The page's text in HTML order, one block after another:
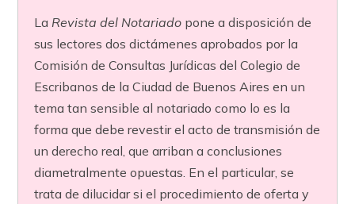
La Revista del Notariado pone a disposición de
sus lectores dos dictámenes aprobados por la
Comisión de Consultas Jurídicas del Colegio de
Escribanos de la Ciudad de Buenos Aires en un
tema tan sensible al notariado como lo es la
forma que debe revestir el acto de transmisión de
un derecho real, que arriban a conclusiones
diametralmente opuestas. En el particular, se
trata de dilucidar si el procedimiento de oferta y